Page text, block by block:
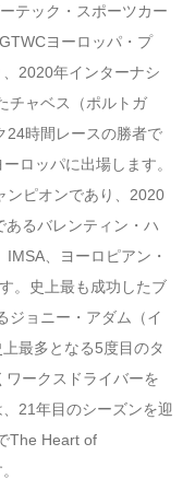
テック・スポーツカー
ヨーロッパ・プ
2020年インターナシ
チャベス（ポルトガ
24時間レースの勝者で
ロッパに出場します。
ンピオンであり、2020
るバレンティン・ハ
、ヨーロピアン・
。史上最も成功したブ
ジョニー・アダム（イ
最多となる5度目のタ
ワークスドライバーを
21年目のシーズンを迎
The Heart of